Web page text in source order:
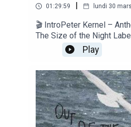
01:29:59 | lundi 30
🎬 IntroPeter Kernel –
The Size of the Night
Records Année : 2018💿
SemaineLéonie Pernet –
: Le Cirque de Consolation
2021Léonie Pernet – Acid
Cirque de Consolation
2021🆕 NouveauMotueka
Tempio Album : Il
Cafe De Anatolia Année :
Play